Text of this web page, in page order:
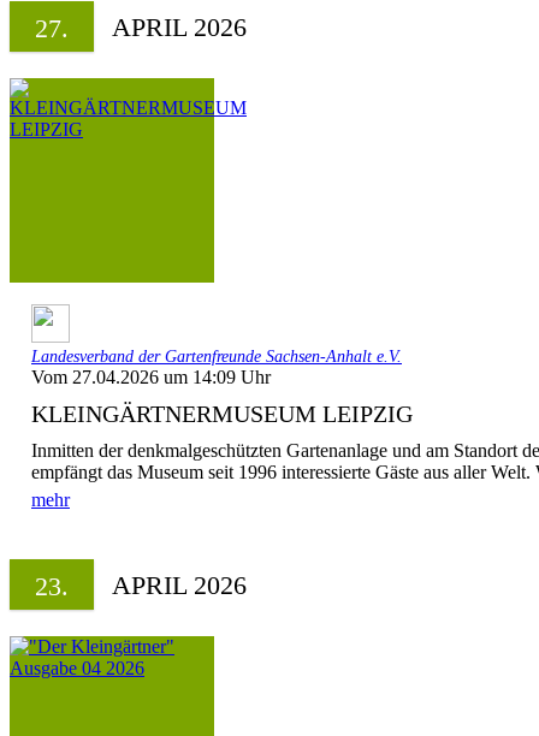
27. APRIL 2026
Landesverband der Gartenfreunde Sachsen-Anhalt e.V.
Vom 27.04.2026 um 14:09 Uhr
KLEINGÄRTNERMUSEUM LEIPZIG
Inmitten der denkmalgeschützten Gartenanlage und am Standort
empfängt das Museum seit 1996 interessierte Gäste aus aller
mehr
23. APRIL 2026